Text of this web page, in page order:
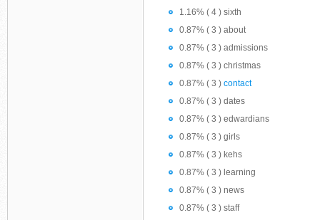
1.16% ( 4 ) sixth
0.87% ( 3 ) about
0.87% ( 3 ) admissions
0.87% ( 3 ) christmas
0.87% ( 3 ) contact
0.87% ( 3 ) dates
0.87% ( 3 ) edwardians
0.87% ( 3 ) girls
0.87% ( 3 ) kehs
0.87% ( 3 ) learning
0.87% ( 3 ) news
0.87% ( 3 ) staff